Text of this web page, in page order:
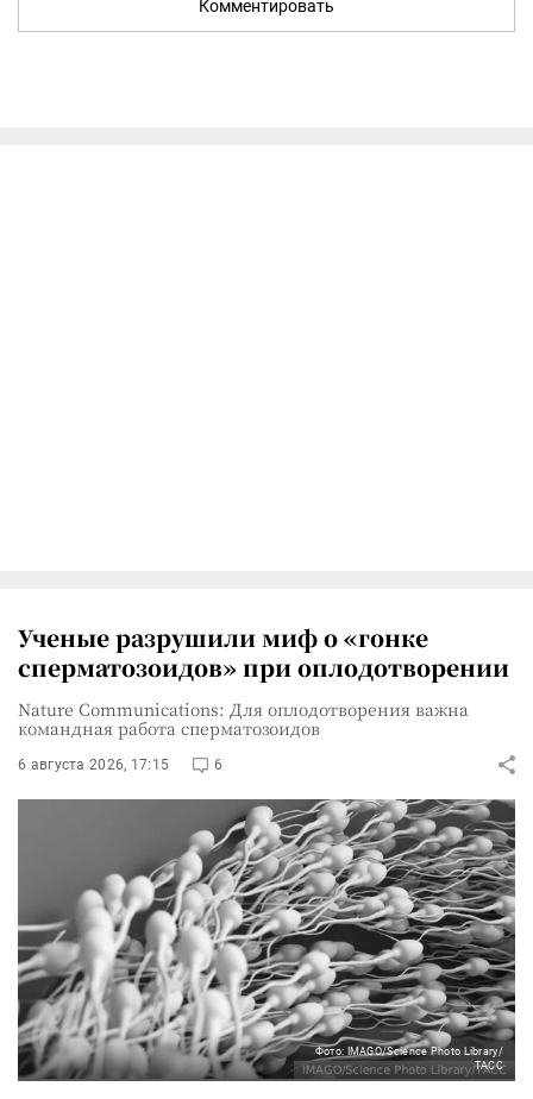
Комментировать
Ученые разрушили миф о «гонке
сперматозоидов» при оплодотворении
Nature Communications: Для оплодотворения важна
командная работа сперматозоидов
6 августа 2026, 17:15 6
Фото: IMAGO/Science Photo Library/
ТАСС